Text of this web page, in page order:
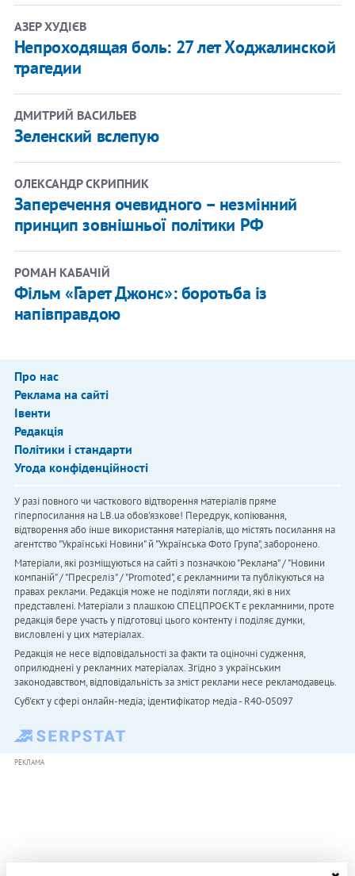
АЗЕР ХУДІЄВ
Непроходящая боль: 27 лет Ходжалинской
трагедии
ДМИТРИЙ ВАСИЛЬЕВ
Зеленский вслепую
ОЛЕКСАНДР СКРИПНИК
Заперечення очевидного – незмінний
принцип зовнішньої політики РФ
РОМАН КАБАЧІЙ
Фільм «Гарет Джонс»: боротьба із
напівправдою
Про нас
Реклама на сайті
Івенти
Редакція
Політики і стандарти
Угода конфіденційності
У разі повного чи часткового відтворення матеріалів пряме
гіперпосилання на LB.ua обов'язкове! Передрук, копіювання,
відтворення або інше використання матеріалів, що містять посилання на
агентство "Українськi Новини" й "Українська Фото Група", заборонено.
Матеріали, які розміщуються на сайті з позначкою "Реклама" / "Новини
компаній" / "Пресреліз" / "Promoted", є рекламними та публікуються на
правах реклами. Редакція може не поділяти погляди, які в них
представлені. Матеріали з плашкою СПЕЦПРОЄКТ є рекламними, проте
редакція бере участь у підготовці цього контенту і поділяє думки,
висловлені у цих матеріалах.
Редакція не несе відповідальності за факти та оціночні судження,
оприлюднені у рекламних матеріалах. Згідно з українським
законодавством, відповідальність за зміст реклами несе рекламодавець.
Cуб'єкт у сфері онлайн-медіа; ідентифікатор медіа - R40-05097
РЕКЛАМА